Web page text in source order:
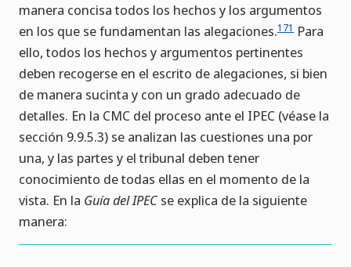
manera concisa todos los hechos y los argumentos
en los que se fundamentan las alegaciones.171 Para
ello, todos los hechos y argumentos pertinentes
deben recogerse en el escrito de alegaciones, si bien
de manera sucinta y con un grado adecuado de
detalles. En la CMC del proceso ante el IPEC (véase la
sección 9.9.5.3) se analizan las cuestiones una por
una, y las partes y el tribunal deben tener
conocimiento de todas ellas en el momento de la
vista. En la Guía del IPECse explica de la siguiente
manera: